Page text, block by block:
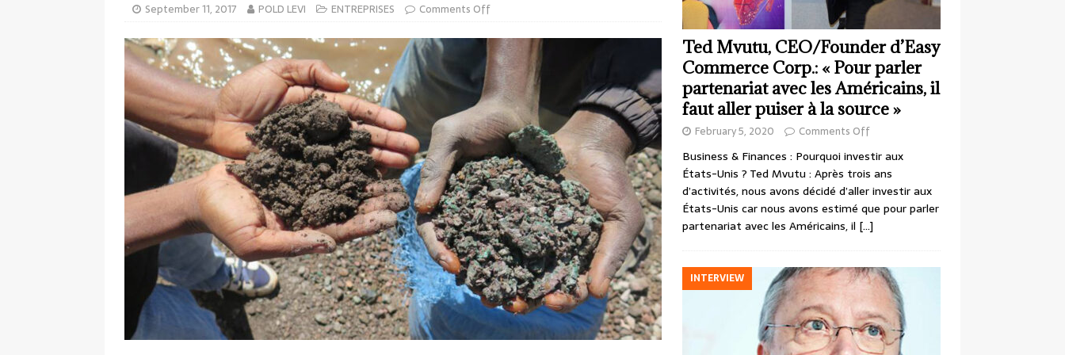
September 11, 2017 POLD LEVI ENTREPRISES Comments Off
Ted Mvutu, CEO/Founder d’Easy
Commerce Corp.: « Pour parler
partenariat avec les Américains, il
faut aller puiser à la source »
February 5, 2020 Comments Off
Business & Finances : Pourquoi investir aux
États-Unis ? Ted Mvutu : Après trois ans
d’activités, nous avons décidé d’aller investir aux
États-Unis car nous avons estimé que pour parler
partenariat avec les Américains, il […]
INTERVIEW